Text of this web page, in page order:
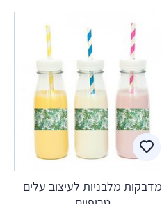
מדבקות מלבניות לעיצוב עלים